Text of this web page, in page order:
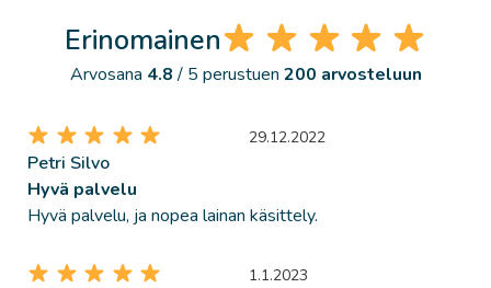
Erinomainen
Arvosana 4.8/ 5 perustuen 200 arvosteluun
29.12.2022
Petri Silvo
Hyvä palvelu
Hyvä palvelu, ja nopea lainan käsittely.
1.1.2023